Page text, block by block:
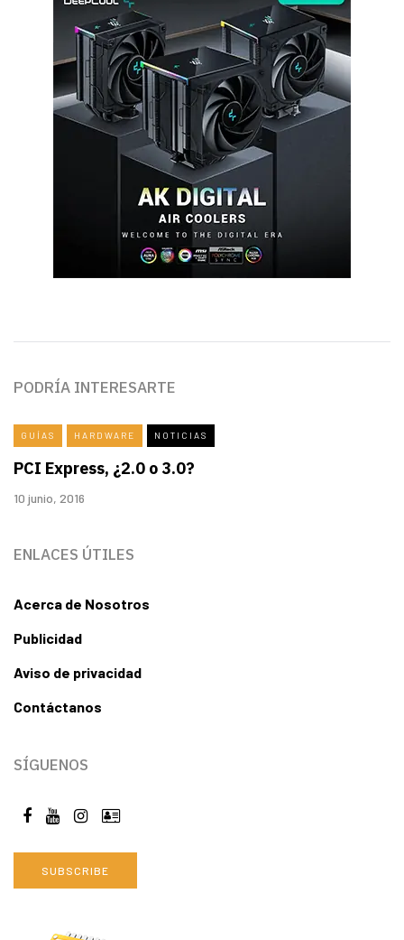
PODRÍA INTERESARTE
GUÍAS HARDWARE NOTICIAS
PCI Express, ¿2.0 o 3.0?
10 junio, 2016
ENLACES ÚTILES
Acerca de Nosotros
Publicidad
Aviso de privacidad
Contáctanos
SÍGUENOS
SUBSCRIBE